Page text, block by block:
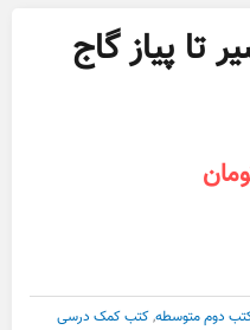
تا پیاز گاج
دوم متوسطه,کتب کمک درسی